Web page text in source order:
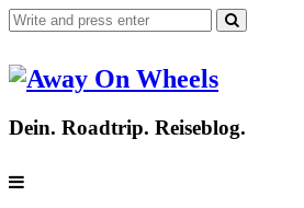
Dein. Roadtrip. Reiseblog.